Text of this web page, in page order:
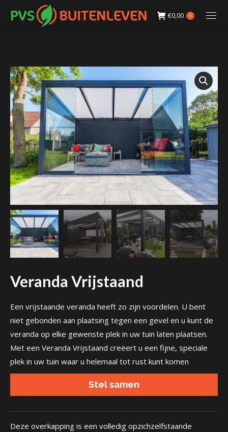
€0,00 0
Veranda Vrijstaand
Een vrijstaande veranda heeft zo zijn voordelen. U bent
niet gebonden aan plaatsing tegen een gevel en u kunt de
veranda op elke gewenste plek in uw tuin laten plaatsen.
Met een Veranda Vrijstaand creëert u een fijne, speciale
plek in uw tuin waar u helemaal tot rust kunt komen
Stel samen
Deze overkapping is een volledig opzichzelfstaande